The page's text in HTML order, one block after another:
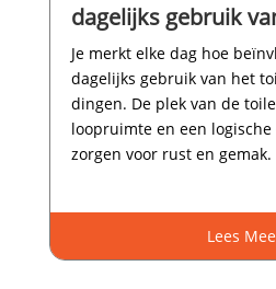
dagelijks gebruik
Je merkt elke dag hoe
dagelijks gebruik van het
dingen.​ De plek van de
loopruimte en een
zorgen voor rust en gemak.​
Lees